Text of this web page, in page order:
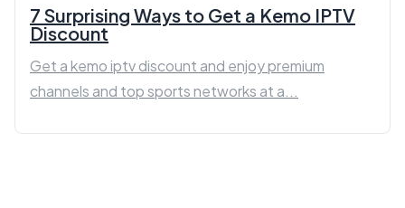
7 Surprising Ways to Get a Kemo IPTV
Discount
Get a kemo iptv discount and enjoy premium
channels and top sports networks at a...